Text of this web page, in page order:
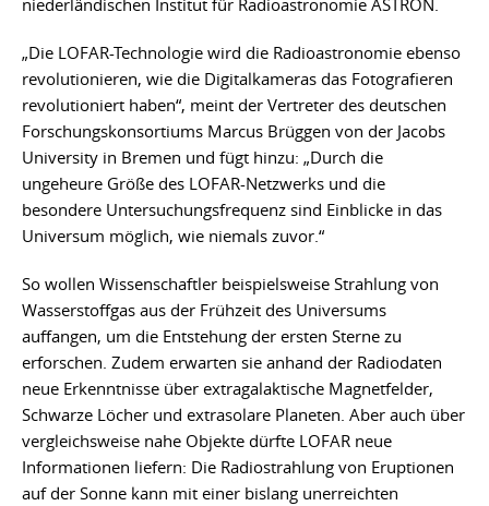
„Die LOFAR-Technologie wird die Radioastronomie ebenso
revolutionieren, wie die Digitalkameras das Fotografieren
revolutioniert haben“, meint der Vertreter des deutschen
Forschungskonsortiums Marcus Brüggen von der Jacobs
University in Bremen und fügt hinzu: „Durch die
ungeheure Größe des LOFAR-Netzwerks und die
besondere Untersuchungsfrequenz sind Einblicke in das
Universum möglich, wie niemals zuvor.“
So wollen Wissenschaftler beispielsweise Strahlung von
Wasserstoffgas aus der Frühzeit des Universums
auffangen, um die Entstehung der ersten Sterne zu
erforschen. Zudem erwarten sie anhand der Radiodaten
neue Erkenntnisse über extragalaktische Magnetfelder,
Schwarze Löcher und extrasolare Planeten. Aber auch über
vergleichsweise nahe Objekte dürfte LOFAR neue
Informationen liefern: Die Radiostrahlung von Eruptionen
auf der Sonne kann mit einer bislang unerreichten